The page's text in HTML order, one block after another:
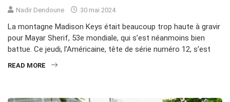
Nadir Dendoune 30 mai 2024
La montagne Madison Keys était beaucoup trop haute à gravir
pour Mayar Sherif, 53e mondiale, qui s’est néanmoins bien
battue. Ce jeudi, l’Américaine, tête de série numéro 12, s’est
READ MORE